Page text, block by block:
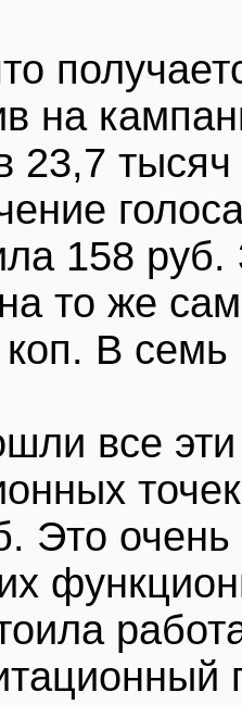
на
23,7 тысяч
158
на то же
В
все
Это очень